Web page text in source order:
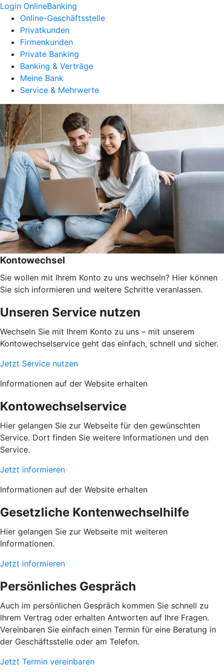
Login OnlineBanking
Online-Geschäftsstelle
Privatkunden
Firmenkunden
Private Banking
Banking & Verträge
Meine Bank
Service & Mehrwerte
Kontowechsel
Sie wollen mit Ihrem Konto zu uns wechseln? Hier können
Sie sich informieren und weitere Schritte veranlassen.
Unseren Service nutzen
Wechseln Sie mit Ihrem Konto zu uns – mit unserem
Kontowechselservice geht das einfach, schnell und sicher.
Jetzt Service nutzen
Informationen auf der Website erhalten
Kontowechselservice
Hier gelangen Sie zur Webseite für den gewünschten
Service. Dort finden Sie weitere Informationen und den
Service.
Jetzt informieren
Informationen auf der Website erhalten
Gesetzliche Kontenwechselhilfe
Hier gelangen Sie zur Webseite mit weiteren
Informationen.
Jetzt informieren
Persönliches Gespräch
Auch im persönlichen Gespräch kommen Sie schnell zu
Ihrem Vertrag oder erhalten Antworten auf Ihre Fragen.
Vereinbaren Sie einfach einen Termin für eine Beratung in
der Geschäftsstelle oder am Telefon.
Jetzt Termin vereinbaren